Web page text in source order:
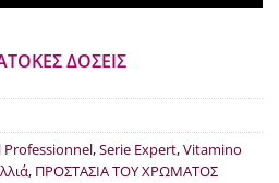
ΔΟΣΕΙΣ
Professionnel,Serie Expert,Vitamino
, ΠΡΟΣΤΑΣΙΑ ΤΟΥ ΧΡΩΜΑΤΟΣ